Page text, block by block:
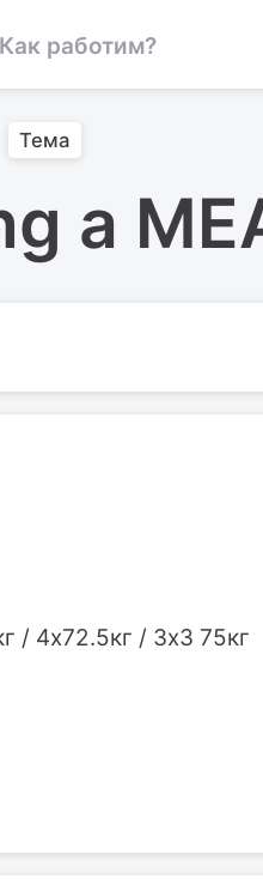
Как работим?
Тема
a
/ 4х72.5кг / 3х3 75кг